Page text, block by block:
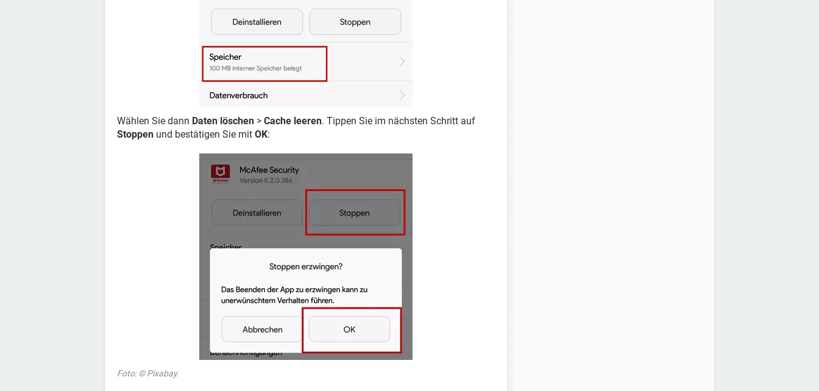
Wählen Sie dann Daten löschen > Cache leeren. Tippen Sie im nächsten Schritt auf
Stoppen und bestätigen Sie mit OK:
Foto: © Pixabay.